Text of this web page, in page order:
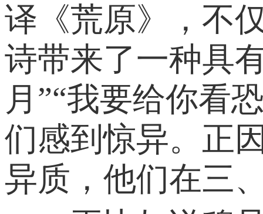
译《荒原》，不
诗带来了一种具
月”“我要给你看
们感到惊异。正
异质，他们在三